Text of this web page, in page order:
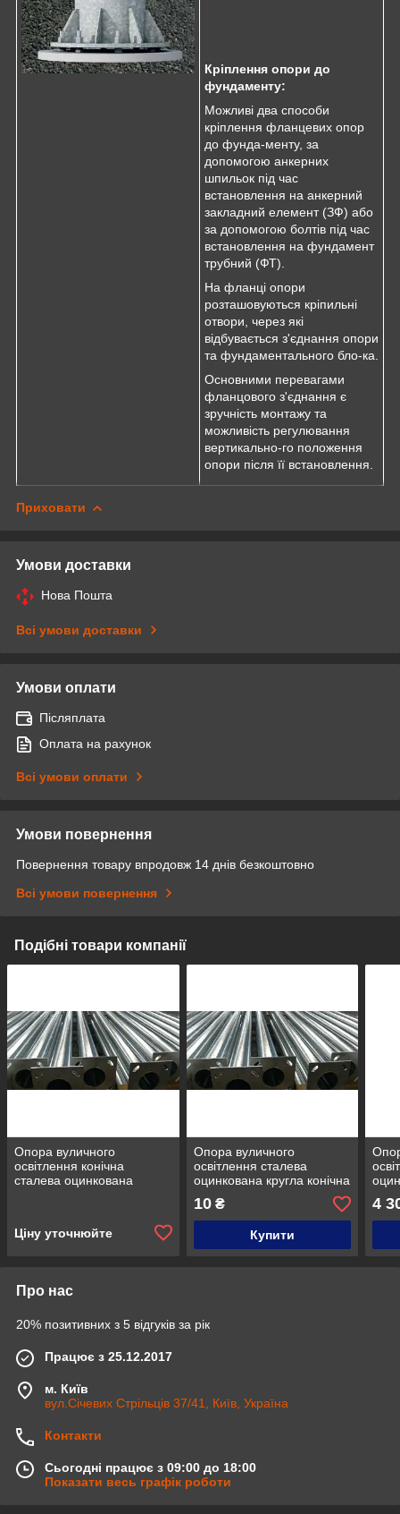
Кріплення опори до
фундаменту:
Можливі два способи
кріплення фланцевих опор
до фунда-менту, за
допомогою анкерних
шпильок під час
встановлення на анкерний
закладний елемент (ЗФ) або
за допомогою болтів під час
встановлення на фундамент
трубний (ФТ).
На фланці опори
розташовуються кріпильні
отвори, через які
відбувається з'єднання опори
та фундаментального бло-ка.
Основними перевагами
фланцового з'єднання є
зручність монтажу та
можливість регулювання
вертикально-го положення
опори після її встановлення.
Приховати
Умови доставки
Нова Пошта
Всі умови доставки
Умови оплати
Післяплата
Оплата на рахунок
Всі умови оплати
Умови повернення
Повернення товару впродовж 14 днів безкоштовно
Всі умови повернення
Подібні товари компанії
Опора вуличного
освітлення конічна
сталева оцинкована
Ціну уточнюйте
Опора вуличного
освітлення сталева
оцинкована кругла конічна
4 м/3 мм
10₴
Купити
6
4
Про нас
20% позитивних з 5 відгуків за рік
Працює з 25.12.2017
м. Київ
вул.Січевих Стрільців 37/41, Київ, Україна
Контакти
Сьогодні працює з 09:00 до 18:00
Показати весь графік роботи